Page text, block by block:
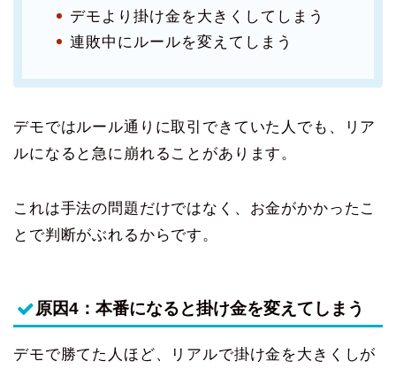
デモより掛け金を大きくしてしまう
連敗中にルールを変えてしまう
デモではルール通りに取引できていた人でも、リア
ルになると急に崩れることがあります。
これは手法の問題だけではなく、お金がかかったこ
とで判断がぶれるからです。
原因4：本番になると掛け金を変えてしまう
デモで勝てた人ほど、リアルで掛け金を大きくしが